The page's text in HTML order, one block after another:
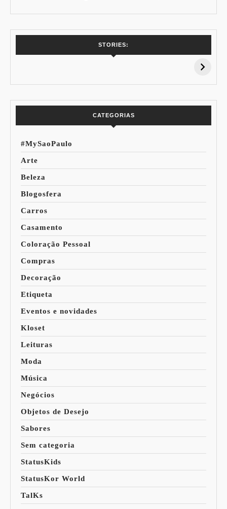
STORIES:
15% de
Pessoal: Os
CATEGORIAS
#MySaoPaulo
Arte
Beleza
Blogosfera
Carros
Casamento
Coloração Pessoal
Compras
Decoração
Etiqueta
Eventos e novidades
Kloset
Leituras
Moda
Música
Negócios
Objetos de Desejo
Sabores
Sem categoria
StatusKids
StatusKor World
TalKs